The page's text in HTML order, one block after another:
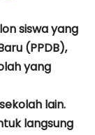
siswa yang
(PPDB),
yang
lain.
langsung